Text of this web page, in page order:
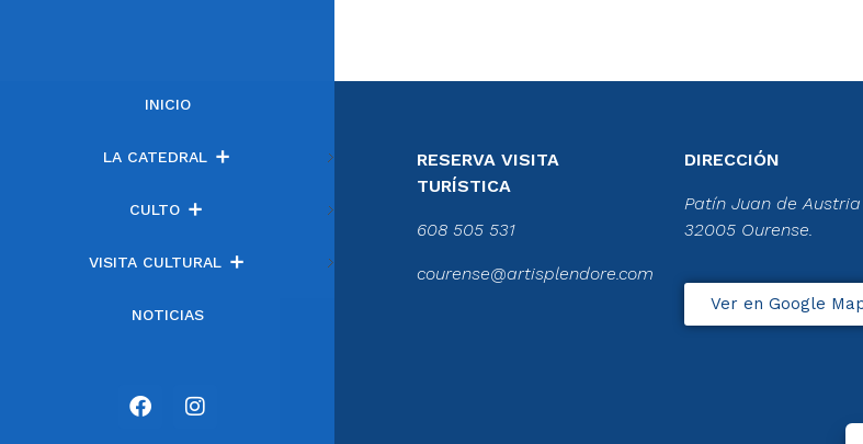
INICIO
LA CATEDRAL
CULTO
VISITA CULTURAL
NOTICIAS
RESERVA VISITA
TURÍSTICA
608 505 531
courense@artisplendore.com
DIRECCIÓN
Patín Juan de
32005 Ourense.
Ver en Google